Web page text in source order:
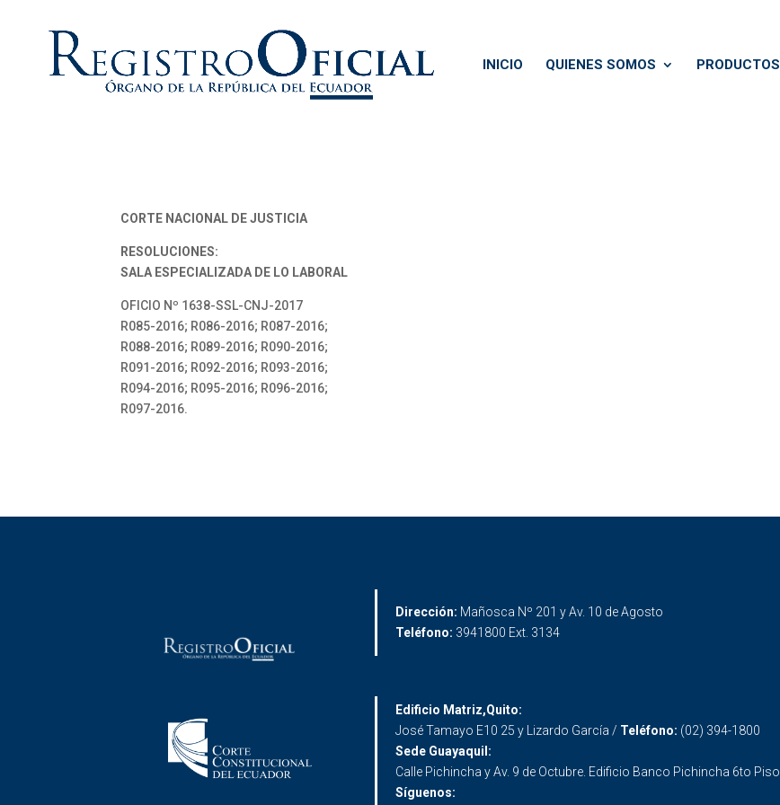
INICIO QUIENES SOMOS PRODUCTOS
CORTE NACIONAL DE JUSTICIA
RESOLUCIONES:
SALA ESPECIALIZADA DE LO LABORAL
OFICIO Nº 1638-SSL-CNJ-2017
R085-2016; R086-2016; R087-2016;
R088-2016; R089-2016; R090-2016;
R091-2016; R092-2016; R093-2016;
R094-2016; R095-2016; R096-2016;
R097-2016.
Dirección: Mañosca Nº 201 y Av. 10 de Agosto
Teléfono: 3941800 Ext. 3134
Edificio Matriz,Quito:
José Tamayo E10 25 y Lizardo García / Teléfono: (02) 394-1800
Sede Guayaquil:
Calle Pichincha y Av. 9 de Octubre. Edificio Banco Pichincha 6to Piso
Síguenos: